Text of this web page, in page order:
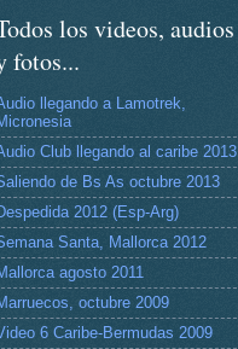
los videos, audios
fotos...
llegando a Lamotrek,
Club llegando al caribe 2013
de Bs As octubre 2013
2012 (Esp-Arg)
Santa, Mallorca 2012
agosto 2011
octubre 2009
6 Caribe-Bermudas 2009